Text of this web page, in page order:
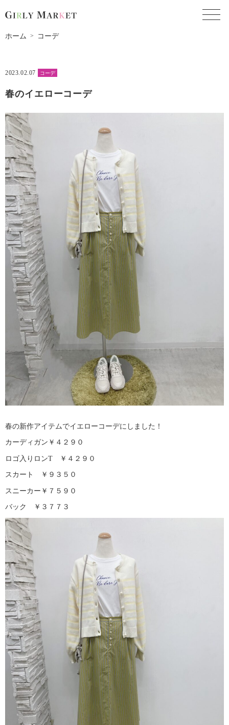
ホーム コーデ
2023.02.07 コーデ
春のイエローコーデ
春の新作アイテムでイエローコーデにしました！
カーディガン￥４２９０
ロゴ入りロンT ￥４２９０
スカート ￥９３５０
スニーカー￥７５９０
バック ￥３７７３